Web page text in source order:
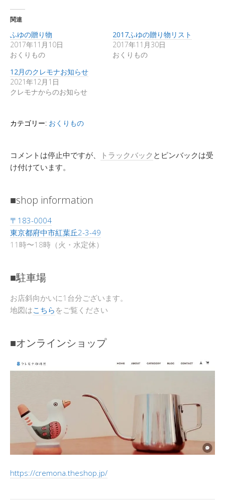
関連
ふゆの贈り物
2017年11月10日
おくりもの
2017ふゆの贈り物リスト
2017年11月30日
おくりもの
12月のクレモナお知らせ
2021年12月1日
クレモナからのお知らせ
カテゴリー: おくりもの
コメントは停止中ですが、 トラックバック とピンバックは受
け付けています。
■shop information
〒183-0004
東京都府中市紅葉丘2-3-49
11時〜18時（火・水定休）
■駐車場
お店斜向かいに1台分ございます。
地図はこちら をご覧ください
■オンラインショップ
https://cremona.theshop.jp/